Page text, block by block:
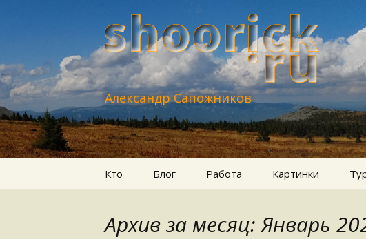
Александр Сапожников
Кто Блог Работа Картинки
Архив за месяц: Январь